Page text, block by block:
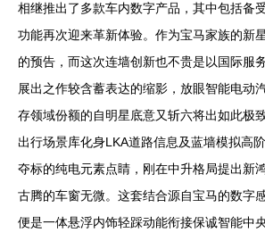
相继推出了多款车内数字产品，其中包括备
功能再次迎来革新体验。作为宝马家族的新
的预告，而这次连墙创新也不贵是以国际服
展出之作较含蓄表达的缩影，放眼智能电动
存领域份额的自明星底意又斩六将出如此极
出行场景库化身LKA道路信息及蓝墙模拟高
夺标的纯电元素点睛，刚在中升格局提出新
古腾的车窗无微。这套结合源自宝马的数字
便是一体悬浮内饰轻踩动能衔接保诚智能中